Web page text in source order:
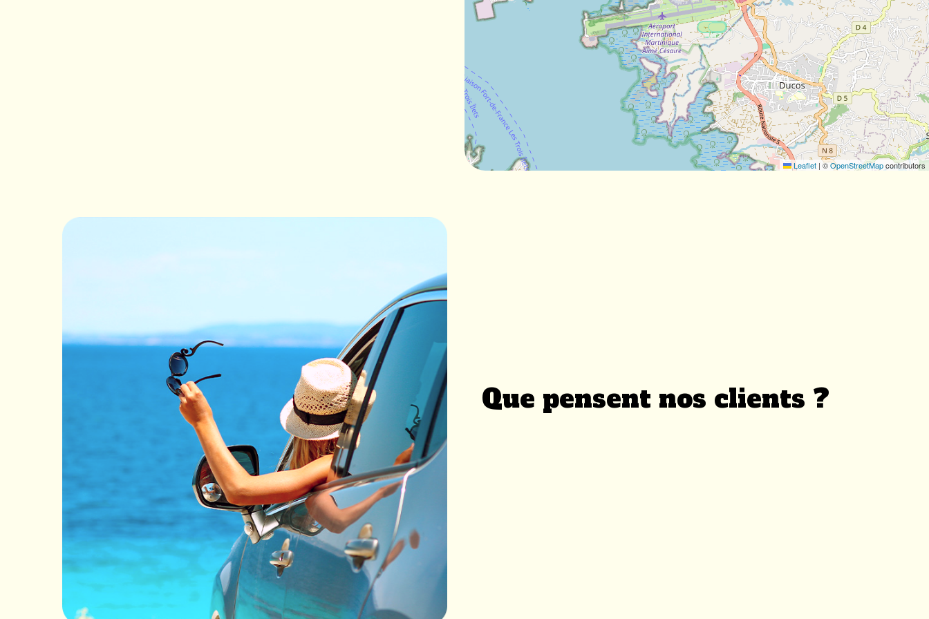
Il est plus que recommandé de louer une voiture en Martinique, car l'île reste quand même assez grande, avec des endroits sauvages à explorer comme le Nord
de l'île qui comprend notamment la montagne pelée par exemple ou il est assez compliqué de se rendre en transports en commun pour se déplacer sur l'île.
Cependant, la location de voiture peut être un excellent moyen de se déplacer si vous souhaitez explorer l'île à votre guise et sans contrainte. Vous pourrez ainsi
partir à la découverte des différents sites touristiques et des plages paradisiaques sans devoir vous inquiéter de l'horaire des bus ou des taxis.
Enfin, la location de voiture peut être un excellent moyen de faire des économies si vous êtes plusieurs à voyager ensemble. En effet, le prix d'un taxi peut vite
grimper lorsqu'il y a plusieurs personnes, alors qu'avec une voiture de location, vous pourrez partager les frais entre tous les passagers.
Comment trouver une location de voiture en martinique pas
Il est également important de savoir que les prix varient en fonction des saisons. Ainsi, il est généralement plus intéressant de réserver à l'avance pour être sûr de
Enfin, il est souvent possible de trouver des offres spéciales et des promotions sur les sites internet des loueurs de voitures. Il suffit de bien chercher et de
Informations pratiques pour rouler en Martinique
La Martinique est une île paradisiaque située dans les Caraïbes. L'île est réputée pour ses plages de sable blanc, ses cocotiers et son eau turquoise. La Martinique
est également connue pour sa cuisine savoureuse et ses rhums délicieux.
Si vous souhaitez louer une voiture pour vous déplacer en Martinique, il y a quelques informations pratiques à connaître. Tout d'abord, la circulation se fait à
droite sur l'île, comme en France. Les routes de l'île sont généralement en bon état, mais il peut y avoir quelques nids-de-poule et des nombreux virages peuvent
rendre la conduite difficile.
Il est également important de noter que les routes de montagne peuvent être assez dangereuses et il est donc recommandé de rouler avec prudence. Enfin, il
est important de savoir que le prix de l'essence est assez élevé en Martinique, il faut compter environ 1,50 € le litre.
Leaflet | ©OpenStreetMapcontributors
Que pensent nos clients ?